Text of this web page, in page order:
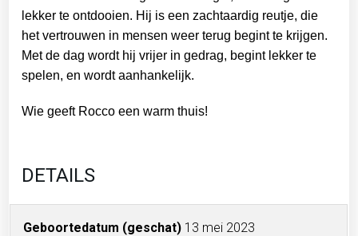
lekker te ontdooien. Hij is een zachtaardig reutje, die
het vertrouwen in mensen weer terug begint te krijgen.
Met de dag wordt hij vrijer in gedrag, begint lekker te
spelen, en wordt aanhankelijk.
Wie geeft Rocco een warm thuis!
DETAILS
Geboortedatum (geschat) 13 mei 2023